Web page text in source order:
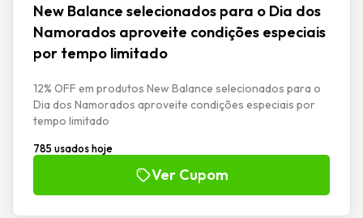
New Balance selecionados para o Dia dos
Namorados aproveite condições especiais
por tempo limitado
12% OFF em produtos New Balance selecionados para o
Dia dos Namorados aproveite condições especiais por
tempo limitado
785 usados hoje
Ver Cupom